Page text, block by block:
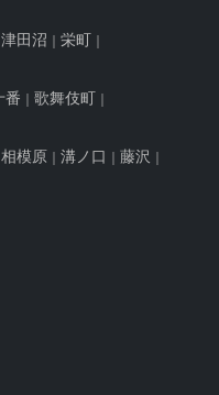
津田沼 栄町
番 歌舞伎町
相模原 溝ノ口 藤沢